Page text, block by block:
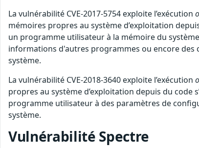
La vulnérabilité CVE-2017-5754 exploite l’exécution
mémoires propres au système d’exploitation
un programme utilisateur à la mémoire du
informations d'autres programmes ou encore
système.
La vulnérabilité CVE-2018-3640 exploite l’exécution
propres au système d’exploitation depuis du
programme utilisateur à des paramètres de
système.
Vulnérabilité Spectre